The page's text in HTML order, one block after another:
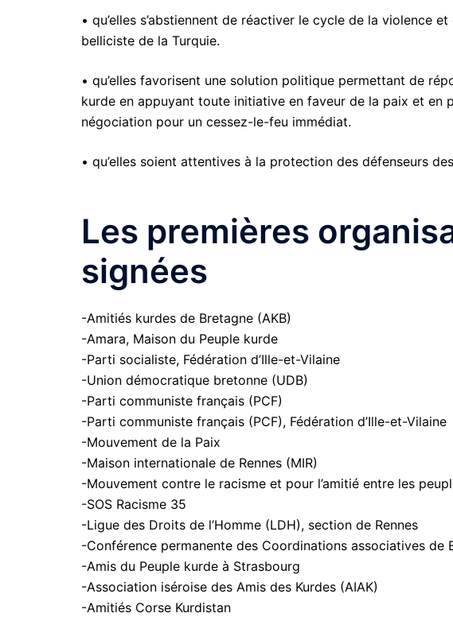
• qu’elles s’abstiennent de réactiver le cycle de la violence
belliciste de la Turquie.
• qu’elles favorisent une solution politique permettant de
kurde en appuyant toute initiative en faveur de la paix et en
négociation pour un cessez-le-feu immédiat.
• qu’elles soient attentives à la protection des défenseurs
Les premières
signées
-Amitiés kurdes de Bretagne (AKB)
-Amara, Maison du Peuple kurde
-Parti socialiste, Fédération d’Ille-et-Vilaine
-Union démocratique bretonne (UDB)
-Parti communiste français (PCF)
-Parti communiste français (PCF), Fédération d’Ille-et-Vilaine
-Mouvement de la Paix
-Maison internationale de Rennes (MIR)
-Mouvement contre le racisme et pour l’amitié entre les
-SOS Racisme 35
-Ligue des Droits de l’Homme (LDH), section de Rennes
-Conférence permanente des Coordinations associatives de
-Amis du Peuple kurde à Strasbourg
-Association iséroise des Amis des Kurdes (AIAK)
-Amitiés Corse Kurdistan